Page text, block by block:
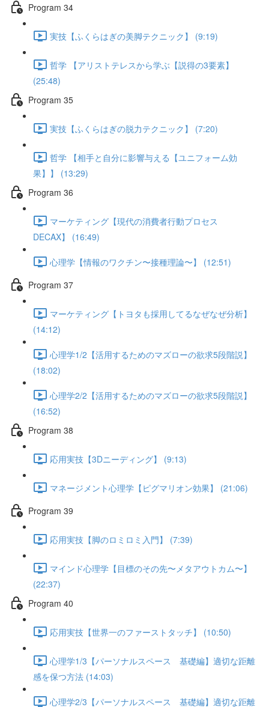
Program 34
実技【ふくらはぎの美脚テクニック】 (9:19)
哲学 【アリストテレスから学ぶ【説得の3要素】
(25:48)
Program 35
実技【ふくらはぎの脱力テクニック】 (7:20)
哲学 【相手と自分に影響与える【ユニフォーム効
果】】 (13:29)
Program 36
マーケティング【現代の消費者行動プロセス
DECAX】 (16:49)
心理学【情報のワクチン〜接種理論〜】 (12:51)
Program 37
マーケティング【トヨタも採用してるなぜなぜ分析】
(14:12)
心理学1/2【活用するためのマズローの欲求5段階説】
(18:02)
心理学2/2【活用するためのマズローの欲求5段階説】
(16:52)
Program 38
応用実技【3Dニーディング】 (9:13)
マネージメント心理学【ピグマリオン効果】 (21:06)
Program 39
応用実技【脚のロミロミ入門】 (7:39)
マインド心理学【目標のその先〜メタアウトカム〜】
(22:37)
Program 40
応用実技【世界一のファーストタッチ】 (10:50)
心理学1/3【パーソナルスペース 基礎編】適切な距離
感を保つ方法 (14:03)
心理学2/3【パーソナルスペース 基礎編】適切な距離